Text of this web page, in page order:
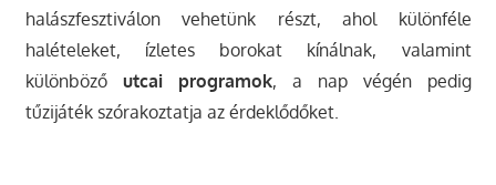
halászfesztiválon vehetünk részt, ahol különféle
halételeket, ízletes borokat kínálnak, valamint
különböző utcai programok, a nap végén pedig
tűzijáték szórakoztatja az érdeklődőket.